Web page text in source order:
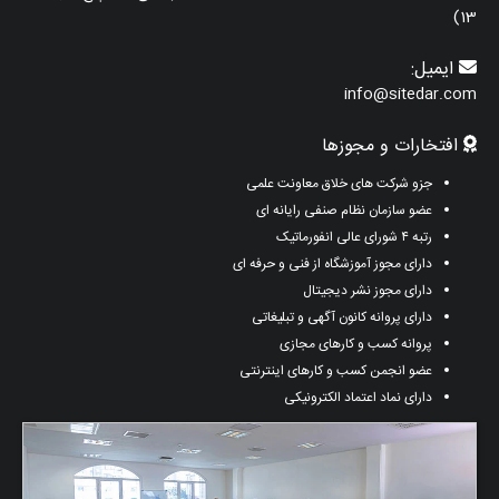
13)
ایمیل:
info@sitedar.com
افتخارات و مجوزها
جزو شرکت های خلاق معاونت علمی
عضو سازمان نظام صنفی رایانه ای
رتبه ۴ شورای عالی انفورماتیک
دارای مجوز آموزشگاه از فنی و حرفه ای
دارای مجوز نشر دیجیتال
دارای پروانه کانون آگهی و تبلیغاتی
پروانه کسب و کارهای مجازی
عضو انجمن کسب و کارهای اینترنتی
دارای نماد اعتماد الکترونیکی